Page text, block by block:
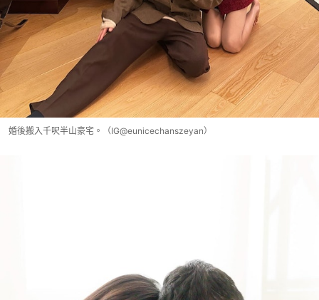
婚後搬入千呎半山豪宅。（IG@eunicechanszeyan）